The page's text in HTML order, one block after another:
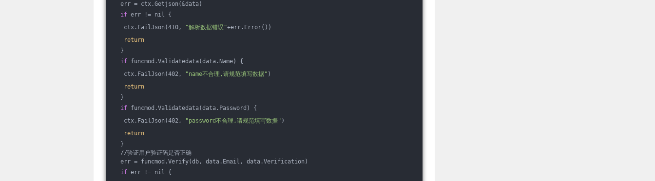
err = ctx.Getjson(&data)
if err != nil {
ctx.FailJson(410,
"解析数据错误"+err.Error())
return
}
if funcmod.Validatedata(data.Name) {
ctx.FailJson(402,
"name不合理,请规范填写数据" )
return
}
if funcmod.Validatedata(data.Password) {
ctx.FailJson(402,
"password不合理,请规范填写数据" )
return
}
//验证用户验证码是否正确
err = funcmod.Verify(db, data.Email, data.Verification)
if err != nil {